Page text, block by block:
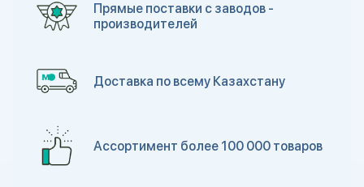
Прямые поставки с заводов -
производителей
Доставка по всему Казахстану
Ассортимент более 100 000 товаров